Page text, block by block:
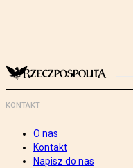
KONTAKT
O nas
Kontakt
Napisz do nas